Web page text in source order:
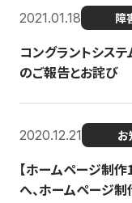
2021.01.18 障
コングラントシス
のご報告とお詫び
2020.12.21 お
【ホームページ制
へ、ホームページ